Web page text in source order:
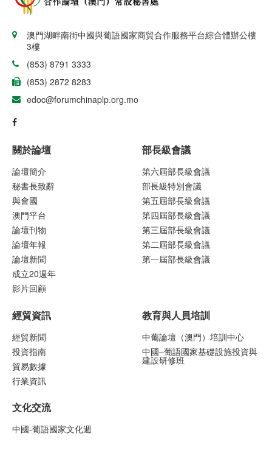
澳門湖畔南街中國與葡語國家商貿合作服務平台綜合體辦公樓
3樓
(853) 8791 3333
(853) 2872 8283
edoc@forumchinaplp.org.mo
關於論壇
論壇簡介
秘書長致辭
與會國
澳門平台
論壇刊物
論壇年報
論壇新聞
成立20週年
影片回顧
部長級會議
第六屆部長級會議
部長級特別會議
第五屆部長級會議
第四屆部長級會議
第三屆部長級會議
第二屆部長級會議
第一屆部長級會議
經貿資訊
經貿新聞
投資指南
貿易數據
行業資訊
文化交流
中國-葡語國家文化週
教育與人員培訓
中葡論壇（澳門）培訓中心
中國–葡語國家基礎設施投資與
建設研修班